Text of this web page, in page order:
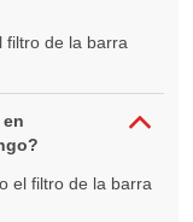
filtro de la barra
o el filtro de la barra